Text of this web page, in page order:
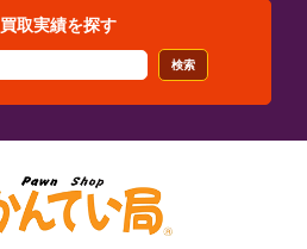
買取実績を探す
検索